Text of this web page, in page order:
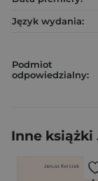
Język wydania:
Podmiot
odpowiedzialny:
Inne książki